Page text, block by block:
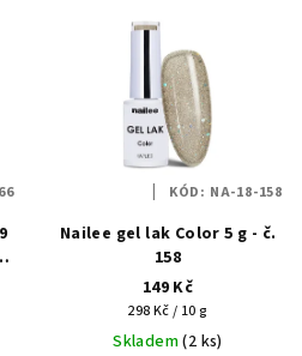
Nailee gel lak Color 5 g - č.
158
149 Kč
Měrná
cena:
298 Kč / 10 g
Skladem(2 ks)
KÓD: NA-18-158